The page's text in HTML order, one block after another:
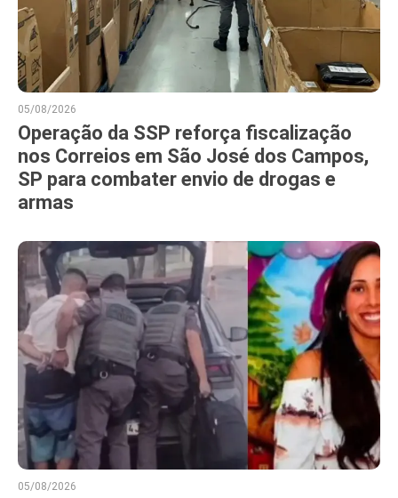
05/08/2026
Operação da SSP reforça fiscalização
nos Correios em São José dos Campos,
SP para combater envio de drogas e
armas
05/08/2026